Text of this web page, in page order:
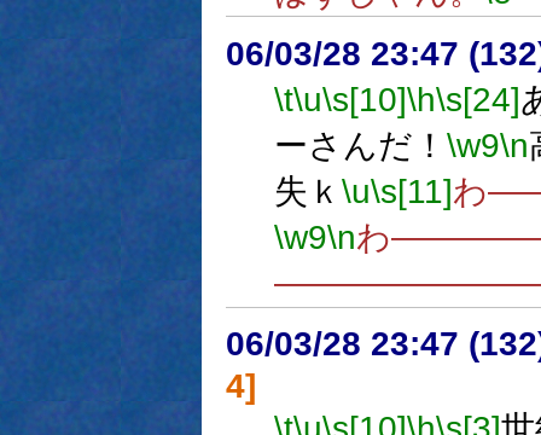
06/03/28 23:47
\t\u\s[10]\h\s[24]
ーさんだ！ \w9\n
失ｋ \u\s[11]わ
\w9\nわ
06/03/28 23:47
4]